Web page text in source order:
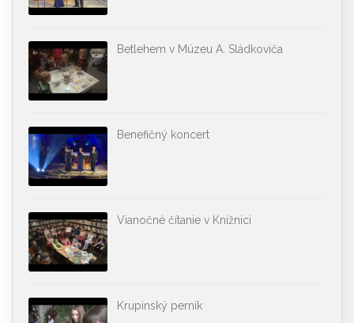
Betlehem v Múzeu A. Sládkoviča
Benefičný koncert
Vianočné čítanie v Knižnici
Krupinský perník